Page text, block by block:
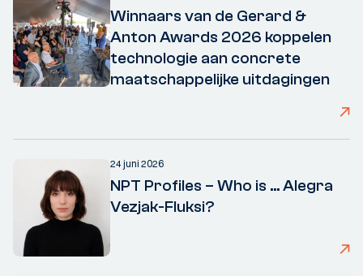
Winnaars van de Gerard &
Anton Awards 2026 koppelen
technologie aan concrete
maatschappelijke uitdagingen
24 juni 2026
NPT Profiles – Who is ... Alegra
Vezjak-Fluksi?